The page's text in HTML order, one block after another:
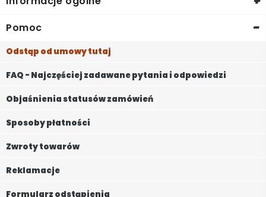
Pomoc -
Odstąp od umowy tutaj
FAQ - Najczęściej zadawane pytania i odpowiedzi
Objaśnienia statusów zamówień
Sposoby płatności
Zwroty towarów
Reklamacje
Formularz odstąpienia